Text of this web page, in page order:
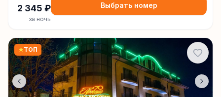
2 345 ₽
за ночь
Выбрать номер
★ТОП